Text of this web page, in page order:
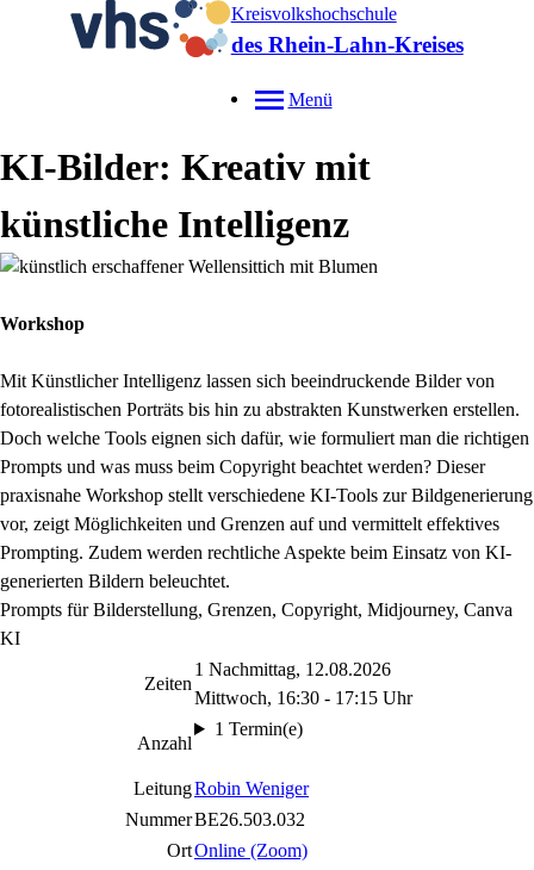
Kreisvolkshochschule
des Rhein-Lahn-Kreises
Menü
KI-Bilder: Kreativ mit
künstliche Intelligenz
Workshop
Mit Künstlicher Intelligenz lassen sich beeindruckende Bilder von
fotorealistischen Porträts bis hin zu abstrakten Kunstwerken erstellen.
Doch welche Tools eignen sich dafür, wie formuliert man die richtigen
Prompts und was muss beim Copyright beachtet werden? Dieser
praxisnahe Workshop stellt verschiedene KI-Tools zur Bildgenerierung
vor, zeigt Möglichkeiten und Grenzen auf und vermittelt effektives
Prompting. Zudem werden rechtliche Aspekte beim Einsatz von KI-
generierten Bildern beleuchtet.
Prompts für Bilderstellung, Grenzen, Copyright, Midjourney, Canva
KI
Zeiten
1 Nachmittag, 12.08.2026
Mittwoch, 16:30 - 17:15 Uhr
Anzahl
1 Termin(e)
LeitungRobin Weniger
NummerBE26.503.032
OrtOnline (Zoom)